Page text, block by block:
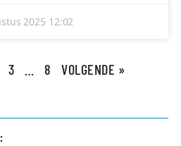
2025 12:02
3 … 8 VOLGENDE »